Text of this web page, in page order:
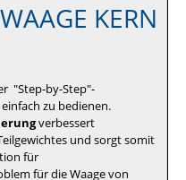
KERN
"Step-by-Step"-
zu bedienen.
verbessert
und sorgt somit
für
für die Waage von